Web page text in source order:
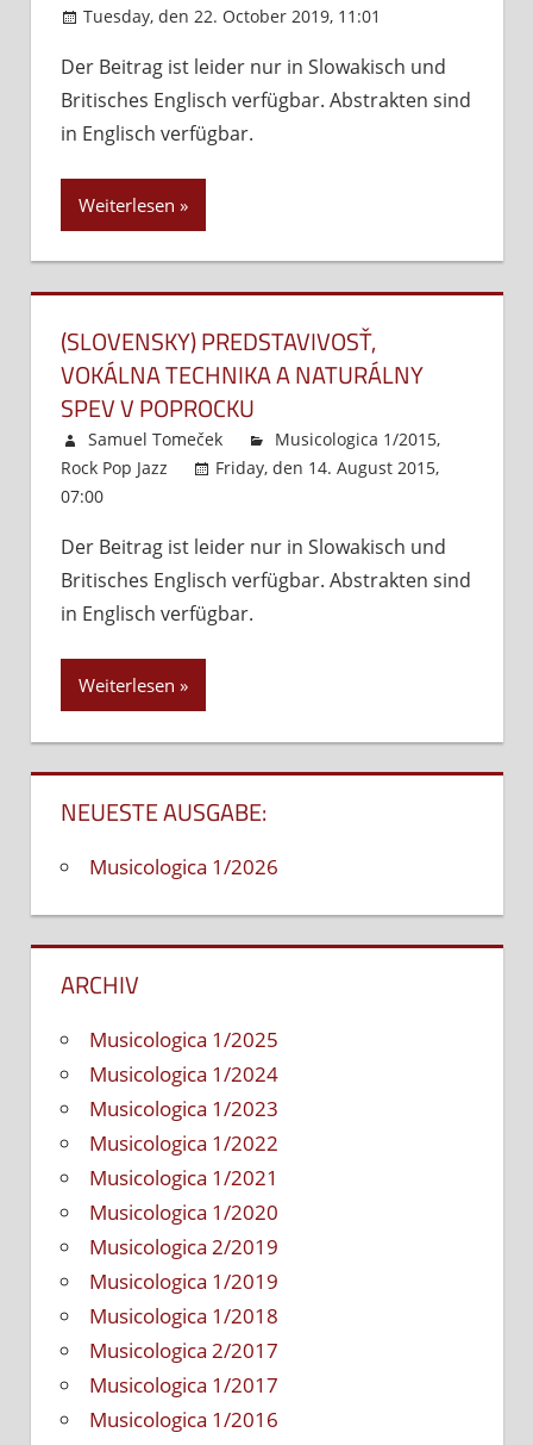
Tuesday, den 22. October 2019, 11:01
deaktiviert
Der Beitrag ist leider nur in Slowakisch und
Britisches Englisch verfügbar. Abstrakten sind
in Englisch verfügbar.
Weiterlesen
(SLOVENSKY) PREDSTAVIVOSŤ,
VOKÁLNA TECHNIKA A NATURÁLNY
SPEV V POPROCKU
Samuel Tomeček Musicologica 1/2015,
Rock Pop Jazz
Friday, den 14. August 2015,
07:00
Predstavivosť,
vokálna
Der Beitrag ist leider nur in Slowakisch und
Britisches Englisch verfügbar. Abstrakten sind
in Englisch verfügbar.
Weiterlesen
NEUESTE AUSGABE:
Musicologica 1/2026
ARCHIV
Musicologica 1/2025
Musicologica 1/2024
Musicologica 1/2023
Musicologica 1/2022
Musicologica 1/2021
Musicologica 1/2020
Musicologica 2/2019
Musicologica 1/2019
Musicologica 1/2018
Musicologica 2/2017
Musicologica 1/2017
Musicologica 1/2016